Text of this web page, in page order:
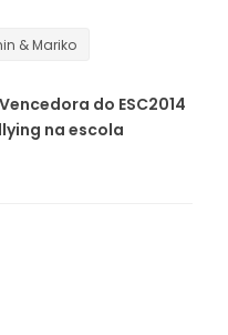
& Mariko
do ESC2014
na escola